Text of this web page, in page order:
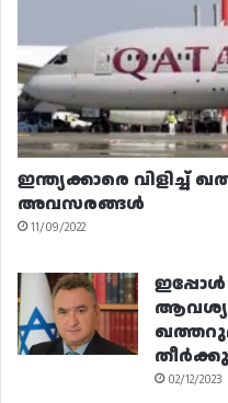
ഇന്ത്യക്കാരെ
അവസരങ്ങൾ
11/09/2022
02/12/2023